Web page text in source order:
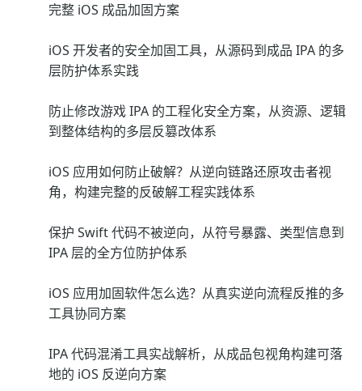
完整 iOS 成品加固方案
iOS 开发者的安全加固工具，从源码到成品 IPA 的多
层防护体系实践
防止修改游戏 IPA 的工程化安全方案，从资源、逻辑
到整体结构的多层反篡改体系
iOS 应用如何防止破解？从逆向链路还原攻击者视
角，构建完整的反破解工程实践体系
保护 Swift 代码不被逆向，从符号暴露、类型信息到
IPA 层的全方位防护体系
iOS 应用加固软件怎么选？从真实逆向流程反推的多
工具协同方案
IPA 代码混淆工具实战解析，从成品包视角构建可落
地的 iOS 反逆向方案